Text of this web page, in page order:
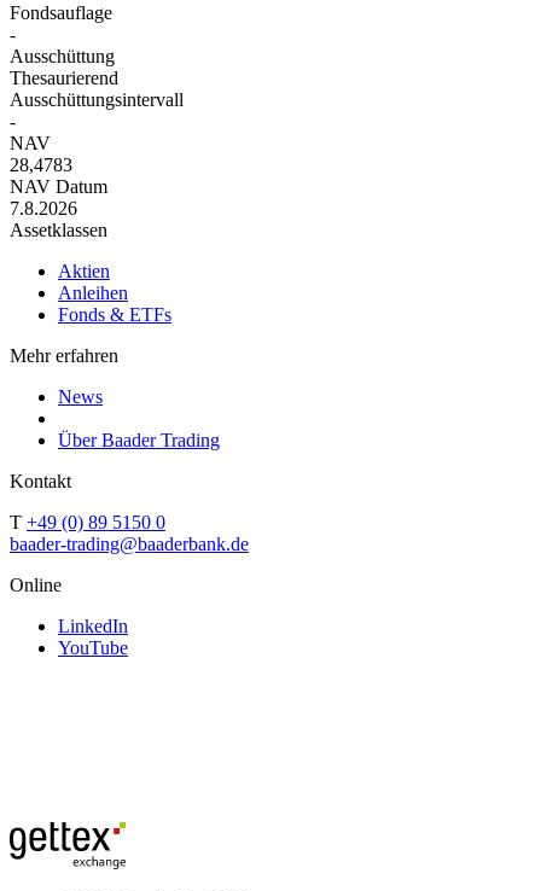
Fondsauflage
-
Ausschüttung
Thesaurierend
Ausschüttungsintervall
-
NAV
28,4783
NAV Datum
7.8.2026
Assetklassen
Aktien
Anleihen
Fonds & ETFs
Mehr erfahren
News
Über Baader Trading
Kontakt
T +49 (0) 89 5150 0
baader-trading@baaderbank.de
Online
LinkedIn
YouTube